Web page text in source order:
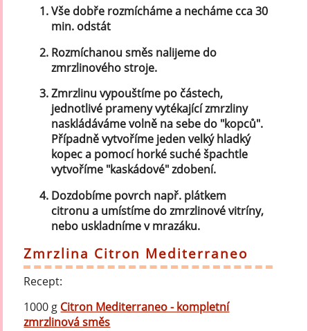
Vše dobře rozmícháme a necháme cca 30
min. odstát
Rozmíchanou směs nalijeme do
zmrzlinového stroje.
Zmrzlinu vypouštíme po částech,
jednotlivé prameny vytékající zmrzliny
naskládáváme volně na sebe do "kopců".
Případně vytvoříme jeden velký hladký
kopec a pomocí horké suché špachtle
vytvoříme "kaskádové" zdobení.
Dozdobíme povrch např. plátkem
citronu a umístíme do zmrzlinové vitríny,
nebo uskladníme v mrazáku.
Zmrzlina Citron Mediterraneo
Recept:
1000 g Citron Mediterraneo - kompletní
zmrzlinová směs